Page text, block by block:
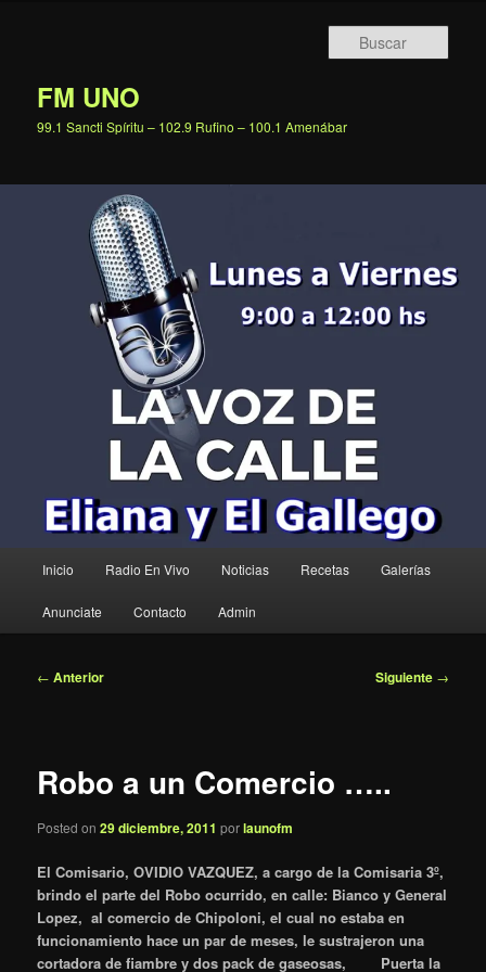
FM UNO
99.1 Sancti Spíritu – 102.9 Rufino – 100.1 Amenábar
principal
Inicio Radio En Vivo Noticias Recetas Galerías
Anunciate Contacto Admin
Navegación
← Anterior Siguiente →
Robo a un Comercio …..
Posted on29 diciembre, 2011 porlaunofm
El Comisario, OVIDIO VAZQUEZ, a cargo de la Comisaria 3º,
brindo el parte del Robo ocurrido, en calle: Bianco y General
Lopez, al comercio de Chipoloni, el cual no estaba en
funcionamiento hace un par de meses, le sustrajeron una
cortadora de fiambre y dos pack de gaseosas,
Puerta la